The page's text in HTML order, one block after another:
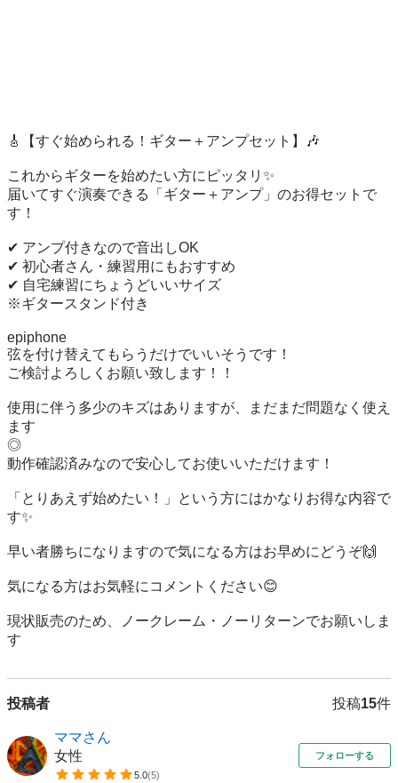
🎸【すぐ始められる！ギター＋アンプセット】🎶
これからギターを始めたい方にピッタリ✨
届いてすぐ演奏できる「ギター＋アンプ」のお得セットで
す！
✔ アンプ付きなので音出しOK
✔ 初心者さん・練習用にもおすすめ
✔ 自宅練習にちょうどいいサイズ
※ギタースタンド付き
epiphone
弦を付け替えてもらうだけでいいそうです！
ご検討よろしくお願い致します！！
使用に伴う多少のキズはありますが、まだまだ問題なく使え
ます
◎
動作確認済みなので安心してお使いいただけます！
「とりあえず始めたい！」という方にはかなりお得な内容で
す✨
早い者勝ちになりますので気になる方はお早めにどうぞ🙌
気になる方はお気軽にコメントください😊
現状販売のため、ノークレーム・ノーリターンでお願いしま
す
投稿者 投稿15件
ママさん
女性
5.0(5)
フォローする